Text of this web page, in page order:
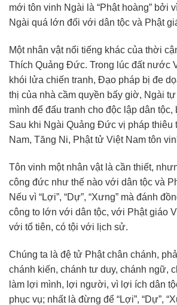
mới tôn vinh Ngài là “Phật hoàng” bởi
Ngài quá lớn đối với dân tộc và Phật
Một nhân vật nổi tiếng khác của thời
Thích Quảng Đức. Trong lúc đất nước
khói lửa chiến tranh, Đạo pháp bị đe
thị của nhà cầm quyền bấy giờ, Ngài
mình để đấu tranh cho độc lập dân tộc,
Sau khi Ngài Quảng Đức vị pháp thiêu
Nam, Tăng Ni, Phật tử Việt Nam tôn
Tôn vinh một nhân vật là cần thiết,
công đức như thế nào với dân tộc và
Nếu vì “Lợi”, “Dự”, “Xưng” mà đánh
công to lớn với dân tộc, với Phật giáo
với tổ tiên, có tội với lịch sử.
Chúng ta là đệ tử Phật chân chánh,
chánh kiến, chánh tư duy, chánh ngữ,
làm lợi mình, lợi người, vì lợi ích dân
phục vụ; nhất là đừng để “Lợi”, “Dự”,